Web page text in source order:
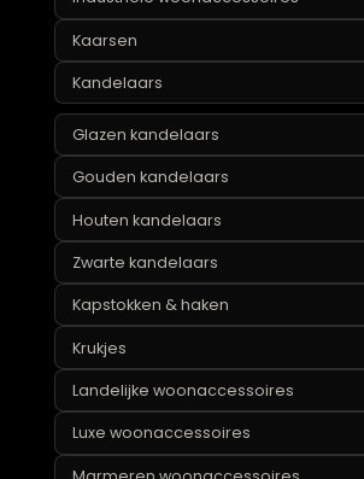
Groene woonaccessoires
Houten woonaccessoires
Industriële woonaccessoires
Kaarsen
Kandelaars
Glazen kandelaars
Gouden kandelaars
Houten kandelaars
Zwarte kandelaars
Kapstokken & haken